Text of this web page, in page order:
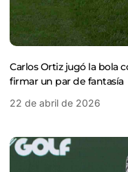
Carlos Ortiz jugó la bola
firmar un par de fantasía
22 de abril de 2026